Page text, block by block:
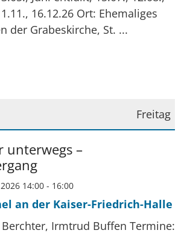
16.12.26 Ort: Ehemaliges
der Grabeskirche, St. ...
Freitag
2026
unterwegs –
14:00 - 16:00
an der Kaiser-Friedrich-Halle
Irmtrud Buffen Termine: